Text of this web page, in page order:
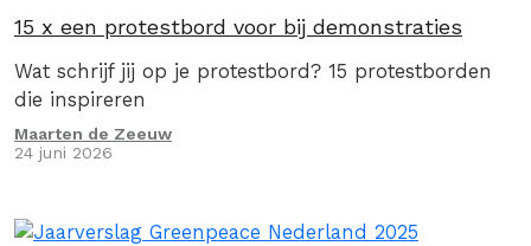
15 x een protestbord voor bij demonstraties
Wat schrijf jij op je protestbord? 15 protestborden
die inspireren
Maarten de Zeeuw
24 juni 2026